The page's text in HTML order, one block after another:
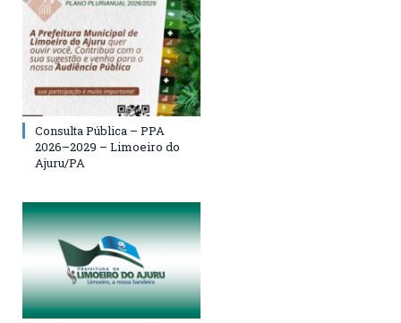
Consulta Pública – PPA
2026–2029 – Limoeiro do
Ajuru/PA